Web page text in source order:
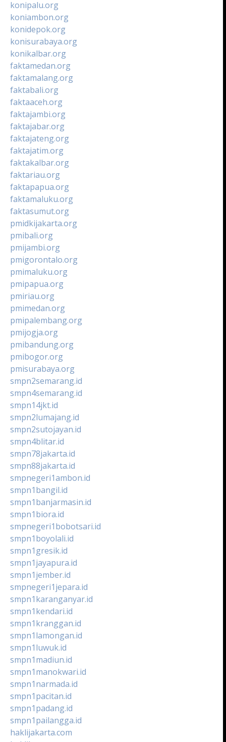
konipalu.org
koniambon.org
konidepok.org
konisurabaya.org
konikalbar.org
faktamedan.org
faktamalang.org
faktabali.org
faktaaceh.org
faktajambi.org
faktajabar.org
faktajateng.org
faktajatim.org
faktakalbar.org
faktariau.org
faktapapua.org
faktamaluku.org
faktasumut.org
pmidkijakarta.org
pmibali.org
pmijambi.org
pmigorontalo.org
pmimaluku.org
pmipapua.org
pmiriau.org
pmimedan.org
pmipalembang.org
pmijogja.org
pmibandung.org
pmibogor.org
pmisurabaya.org
smpn2semarang.id
smpn4semarang.id
smpn14jkt.id
smpn2lumajang.id
smpn2sutojayan.id
smpn4blitar.id
smpn78jakarta.id
smpn88jakarta.id
smpnegeri1ambon.id
smpn1bangil.id
smpn1banjarmasin.id
smpn1biora.id
smpnegeri1bobotsari.id
smpn1boyolali.id
smpn1gresik.id
smpn1jayapura.id
smpn1jember.id
smpnegeri1jepara.id
smpn1karanganyar.id
smpn1kendari.id
smpn1kranggan.id
smpn1lamongan.id
smpn1luwuk.id
smpn1madiun.id
smpn1manokwari.id
smpn1narmada.id
smpn1pacitan.id
smpn1padang.id
smpn1pailangga.id
haklijakarta.com